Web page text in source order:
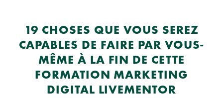
19 CHOSES QUE VOUS SEREZ
CAPABLES DE FAIRE PAR VOUS-
MÊME À LA FIN DE CETTE
FORMATION MARKETING
DIGITAL LIVEMENTOR